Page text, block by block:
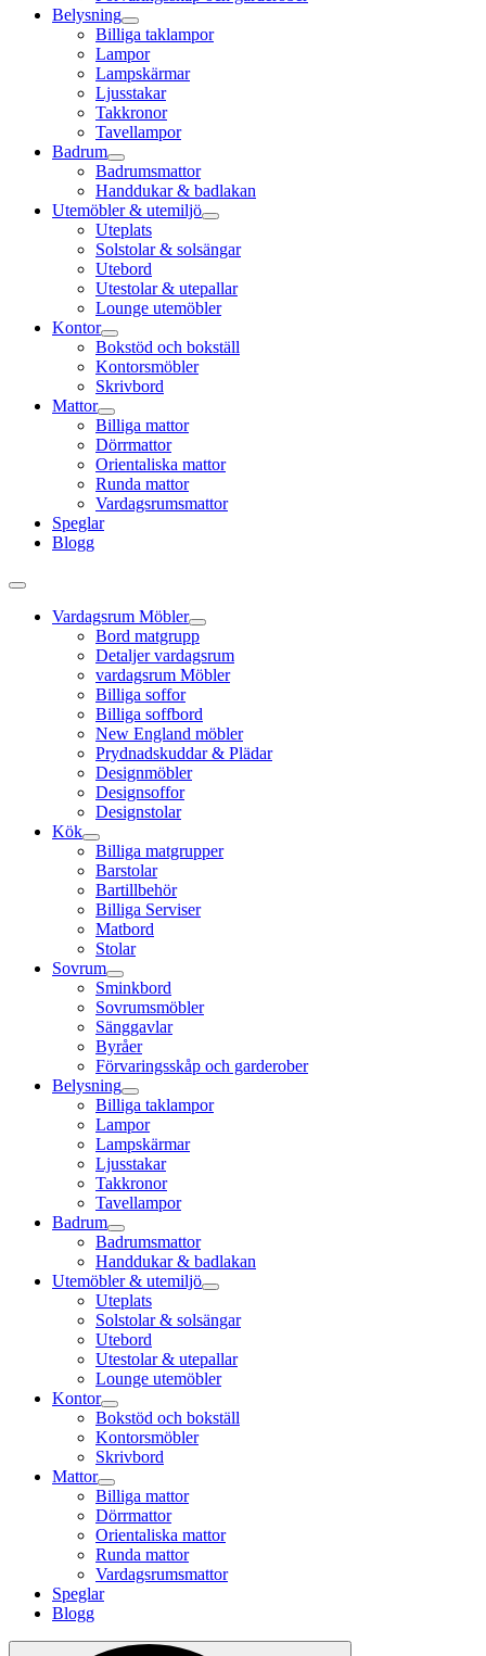
Belysning
Billiga taklampor
Lampor
Lampskärmar
Ljusstakar
Takkronor
Tavellampor
Badrum
Badrumsmattor
Handdukar & badlakan
Utemöbler & utemiljö
Uteplats
Solstolar & solsängar
Utebord
Utestolar & utepallar
Lounge utemöbler
Kontor
Bokstöd och bokställ
Kontorsmöbler
Skrivbord
Mattor
Billiga mattor
Dörrmattor
Orientaliska mattor
Runda mattor
Vardagsrumsmattor
Speglar
Blogg
Vardagsrum Möbler
Bord matgrupp
Detaljer vardagsrum
vardagsrum Möbler
Billiga soffor
Billiga soffbord
New England möbler
Prydnadskuddar & Plädar
Designmöbler
Designsoffor
Designstolar
Kök
Billiga matgrupper
Barstolar
Bartillbehör
Billiga Serviser
Matbord
Stolar
Sovrum
Sminkbord
Sovrumsmöbler
Sänggavlar
Byråer
Förvaringsskåp och garderober
Belysning
Billiga taklampor
Lampor
Lampskärmar
Ljusstakar
Takkronor
Tavellampor
Badrum
Badrumsmattor
Handdukar & badlakan
Utemöbler & utemiljö
Uteplats
Solstolar & solsängar
Utebord
Utestolar & utepallar
Lounge utemöbler
Kontor
Bokstöd och bokställ
Kontorsmöbler
Skrivbord
Mattor
Billiga mattor
Dörrmattor
Orientaliska mattor
Runda mattor
Vardagsrumsmattor
Speglar
Blogg